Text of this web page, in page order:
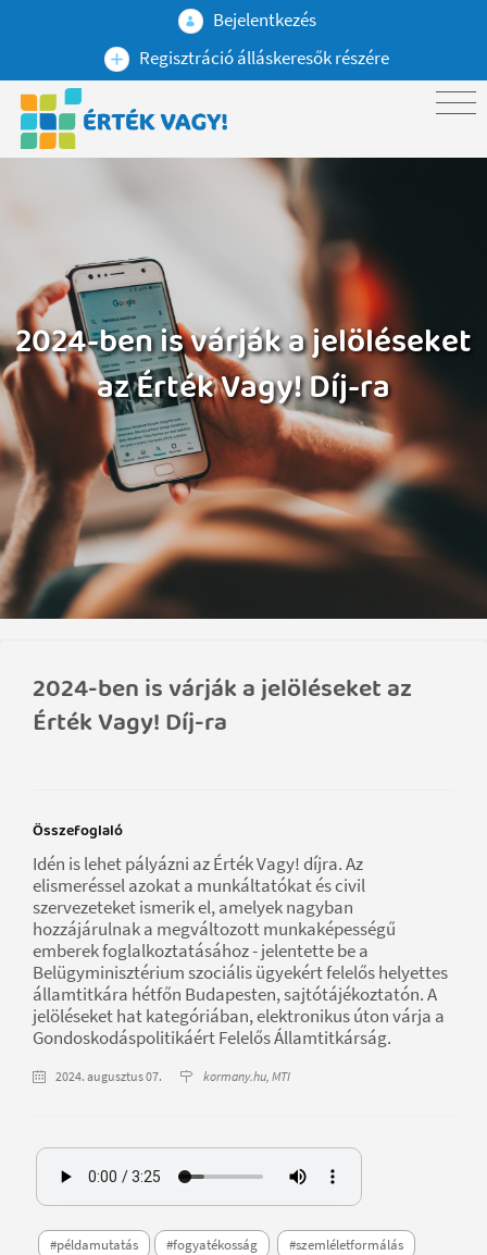
Bejelentkezés
Regisztráció álláskeresők részére
2024-ben is várják a jelöléseket
az Érték Vagy! Díj-ra
2024-ben is várják a jelöléseket az
Érték Vagy! Díj-ra
Összefoglaló
Idén is lehet pályázni az Érték Vagy! díjra. Az
elismeréssel azokat a munkáltatókat és civil
szervezeteket ismerik el, amelyek nagyban
hozzájárulnak a megváltozott munkaképességű
emberek foglalkoztatásához - jelentette be a
Belügyminisztérium szociális ügyekért felelős helyettes
államtitkára hétfőn Budapesten, sajtótájékoztatón. A
jelöléseket hat kategóriában, elektronikus úton várja a
Gondoskodáspolitikáért Felelős Államtitkárság.
2024. augusztus 07. kormany.hu, MTI
#példamutatás #fogyatékosság #szemléletformálás